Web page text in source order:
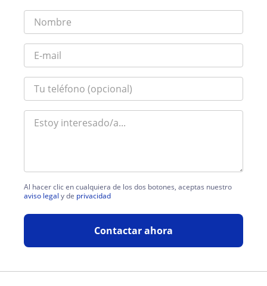
Al hacer clic en cualquiera de los dos botones, aceptas nuestro
aviso legal y de privacidad
Contactar ahora